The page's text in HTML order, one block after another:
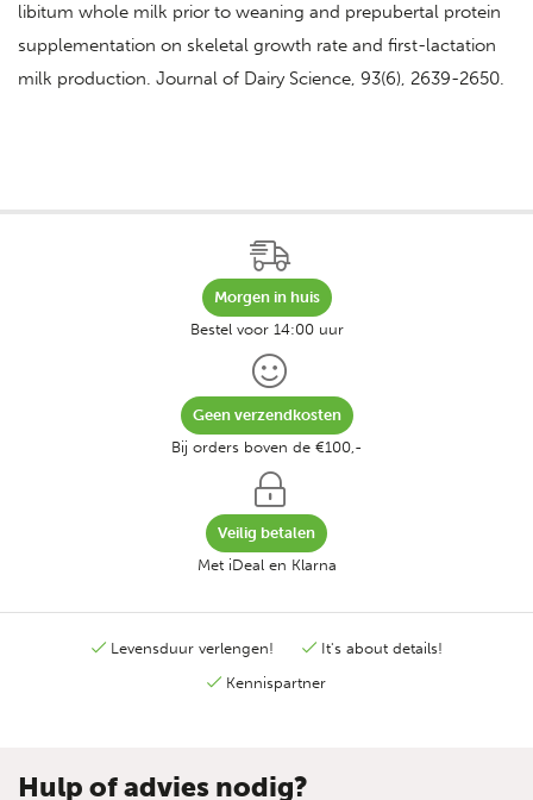
libitum whole milk prior to weaning and prepubertal protein
supplementation on skeletal growth rate and first-lactation
milk production. Journal of Dairy Science, 93(6), 2639-2650.
Morgen in huis
Bestel voor 14:00 uur
Geen verzendkosten
Bij orders boven de €100,-
Veilig betalen
Met iDeal en Klarna
Levensduur verlengen!
It's about details!
Kennispartner
Hulp of advies nodig?